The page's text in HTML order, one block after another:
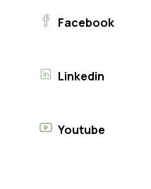
Facebook
Linkedin
Youtube